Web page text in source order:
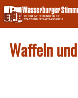
Skip
to
content
Waffeln